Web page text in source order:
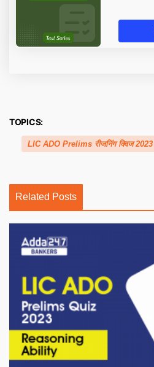
TOPICS:
LIC ADO Prelims रीजनिंग क्विज 2023
Related Posts